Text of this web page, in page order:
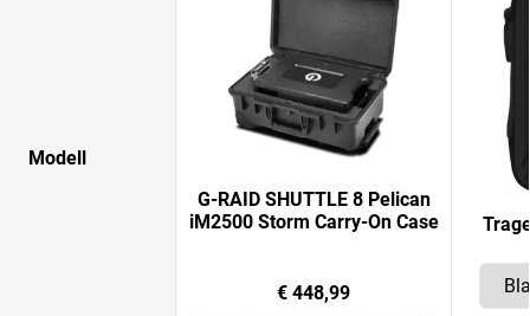
Modell
G-RAID SHUTTLE 8 Pelican
iM2500 Storm Carry-On Case
€ 448,99